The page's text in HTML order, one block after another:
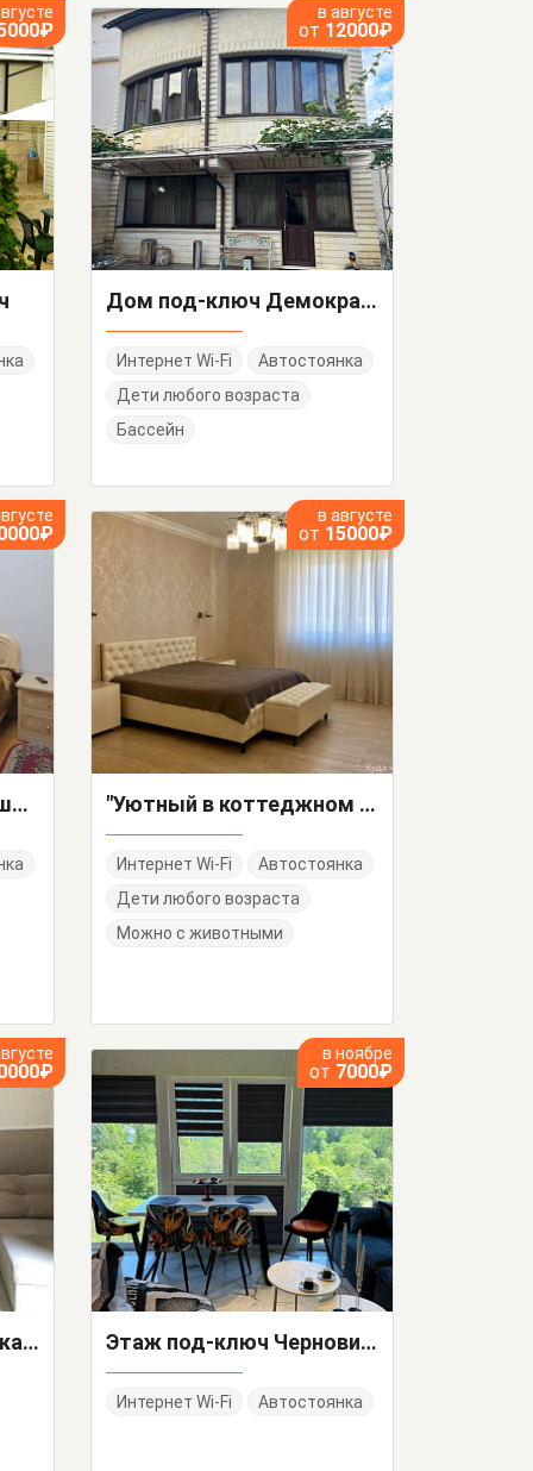
в августе
от 12000₽
Дом под-ключ Демократическая 78
Интернет Wi-Fi
Автостоянка
Дети любого возраста
Бассейн
Дом под-ключ Чернышевского 9
в августе
от 15000₽
"Уютный в коттеджном поселке" дом под-ключ
Интернет Wi-Fi
Автостоянка
Дети любого возраста
Можно с животными
Дом под-ключ Бакинская 7
в ноябре
от 7000₽
Этаж под-ключ Черновицкая 66
Интернет Wi-Fi Автостоянка